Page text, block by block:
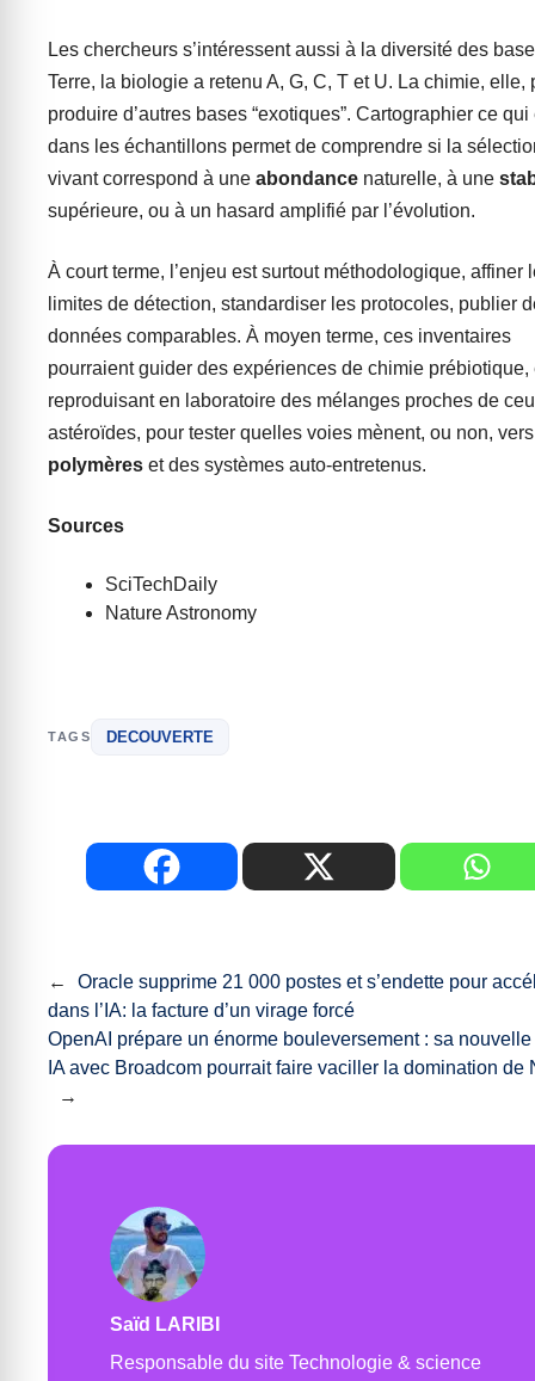
Les chercheurs s’intéressent aussi à la diversité des
Terre, la biologie a retenu A, G, C, T et U. La chimie, elle,
produire d’autres bases “exotiques”. Cartographier ce qui
dans les échantillons permet de comprendre si la
vivant correspond à une abondance naturelle, à une
supérieure, ou à un hasard amplifié par l’évolution.
À court terme, l’enjeu est surtout méthodologique, affiner
limites de détection, standardiser les protocoles, publier
données comparables. À moyen terme, ces inventaires
pourraient guider des expériences de chimie prébiotique,
reproduisant en laboratoire des mélanges proches de
astéroïdes, pour tester quelles voies mènent, ou non,
polymères et des systèmes auto-entretenus.
Sources
SciTechDaily
Nature Astronomy
TAGS DECOUVERTE
←
Oracle supprime 21 000 postes et s’endette pour
dans l’IA: la facture d’un virage forcé
OpenAI prépare un énorme bouleversement : sa
IA avec Broadcom pourrait faire vaciller la domination de
→
Saïd LARIBI
Responsable du site Technologie & science